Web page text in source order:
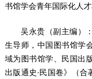
书馆学会青年国际化人才
吴永贵（副主编）
生导师，中国图书馆学
域为图书馆学、民国出
出版通史·民国卷》（合